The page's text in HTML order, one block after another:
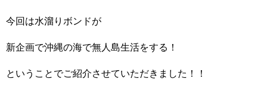
今回は水溜りボンドが
新企画で沖縄の海で無人島生活をする！
ということでご紹介させていただきました！！